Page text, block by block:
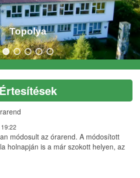
Topolya
Értesítések
módosult az órarend. A módosított
holnapján is a már szokott helyen, az